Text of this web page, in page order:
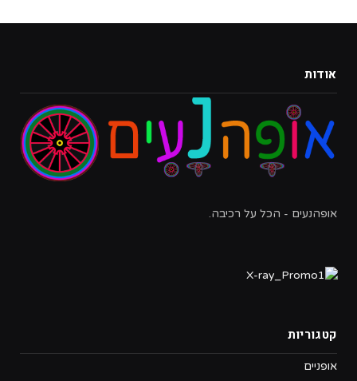
אודות
אופהנעים - הכל על רכיבה.
קטגוריות
אופניים